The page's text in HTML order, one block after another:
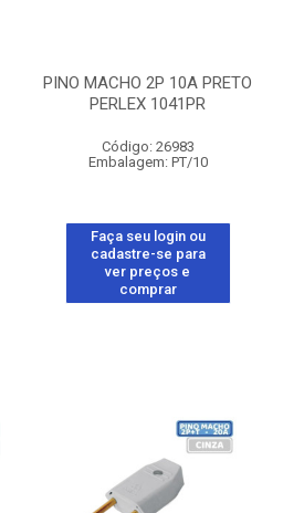
PINO MACHO 2P 10A PRETO
PERLEX 1041PR
Código: 26983
Embalagem: PT/10
Faça seu login ou
cadastre-se para
ver preços e
comprar